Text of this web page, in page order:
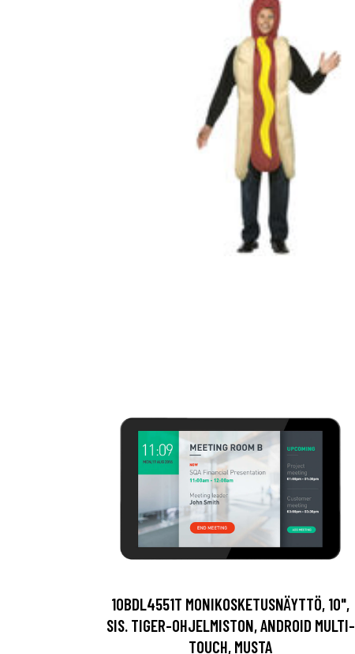
10BDL4551T MONIKOSKETUSNÄYTTÖ, 10",
SIS. TIGER-OHJELMISTON, ANDROID MULTI-
TOUCH, MUSTA